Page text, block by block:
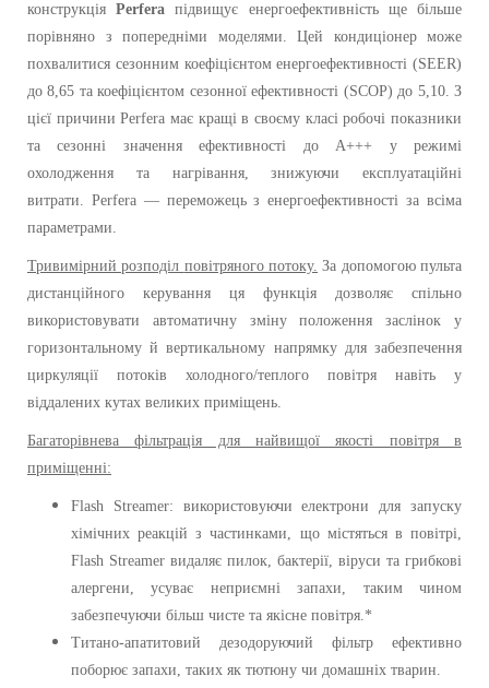
конструкціяPerfera підвищує енергоефективність ще більше
порівняно з попередніми моделями. Цей кондиціонер може
похвалитися сезонним коефіцієнтом енергоефективності (SEER)
до 8,65 та коефіцієнтом сезонної ефективності (SCOP) до 5,10. З
цієї причини Perfera має кращі в своєму класі робочі показники
та сезонні значення ефективності до A+++ у режимі
охолодження та нагрівання, знижуючи експлуатаційні
витрати. Perfera — переможець з енергоефективності за всіма
параметрами.
Тривимірний розподіл повітряного потоку. За допомогою пульта
дистанційного керування ця функція дозволяє спільно
використовувати автоматичну зміну положення заслінок у
горизонтальному й вертикальному напрямку для забезпечення
циркуляції потоків холодного/теплого повітря навіть у
віддалених кутах великих приміщень.
Багаторівнева фільтрація для найвищої якості повітря в
приміщенні:
Flash Streamer: використовуючи електрони для запуску
хімічних реакцій з частинками, що містяться в повітрі,
Flash Streamer видаляє пилок, бактерії, віруси та грибкові
алергени, усуває неприємні запахи, таким чином
забезпечуючи більш чисте та якісне повітря.*
Титано-апатитовий дезодоруючий фільтр ефективно
поборює запахи, таких як тютюну чи домашніх тварин.